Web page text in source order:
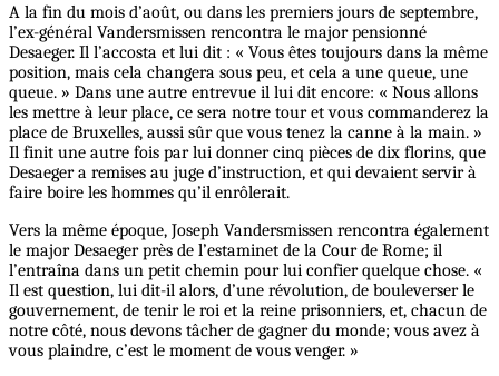
A la fin du mois d’août, ou dans les premiers jours de septembre,
l’ex-général Vandersmissen rencontra le major pensionné
Desaeger. Il l’accosta et lui dit : « Vous êtes toujours dans la même
position, mais cela changera sous peu, et cela a une queue, une
queue. » Dans une autre entrevue il lui dit encore: « Nous allons
les mettre à leur place, ce sera notre tour et vous commanderez la
place de Bruxelles, aussi sûr que vous tenez la canne à la main. »
Il finit une autre fois par lui donner cinq pièces de dix florins, que
Desaeger a remises au juge d’instruction, et qui devaient servir à
faire boire les hommes qu’il enrôlerait.
Vers la même époque, Joseph Vandersmissen rencontra également
le major Desaeger près de l’estaminet de la Cour de Rome; il
l’entraîna dans un petit chemin pour lui confier quelque chose. «
Il est question, lui dit-il alors, d’une révolution, de bouleverser le
gouvernement, de tenir le roi et la reine prisonniers, et, chacun de
notre côté, nous devons tâcher de gagner du monde; vous avez à
vous plaindre, c’est le moment de vous venger. »